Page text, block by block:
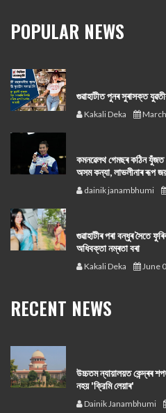
POPULAR NEWS
গুৱাহাটীত পুনৰ সুৰাসক্ত
Kakali Deka
কমনৱেলথ গেমছৰ কঠিন যুঁজত
অসম কন্যা, লাভলীনাৰ ৰূপ
dainik janambhumi
গুৱাহাটীৰ পৰা বন্ধুৰ সৈতে
অধিবক্তা নম্ৰতা বৰা
Kakali Deka June
RECENT NEWS
উচ্চতম ন্যায়ালয়ত কেন্দ্ৰৰ
নহয় 'ক্রিমি লেয়াৰ'
Dainik Janambhumi